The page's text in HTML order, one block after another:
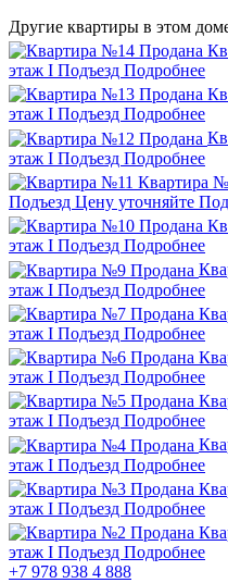
Другие квартиры в этом
Продана
этаж I Подъезд Подробнее
Продана
этаж I Подъезд Подробнее
Продана
этаж I Подъезд Подробнее
Квартира
Подъезд Цену уточняйте
Продана
этаж I Подъезд Подробнее
Продана
этаж I Подъезд Подробнее
Продана
этаж I Подъезд Подробнее
Продана
этаж I Подъезд Подробнее
Продана
этаж I Подъезд Подробнее
Продана
этаж I Подъезд Подробнее
Продана
этаж I Подъезд Подробнее
Продана
этаж I Подъезд Подробнее
+7 978 938 4 888